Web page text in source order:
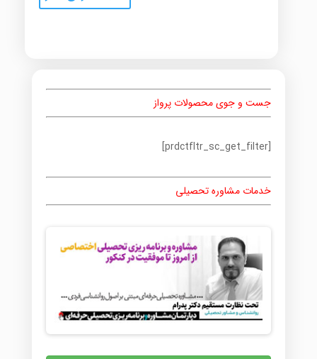
جست و جوی محصولات پرواز
[prdctfltr_sc_get_filter]
خدمات مشاوره تحصیلی